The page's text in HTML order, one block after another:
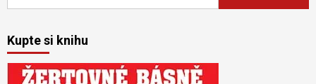
Kupte si knihu